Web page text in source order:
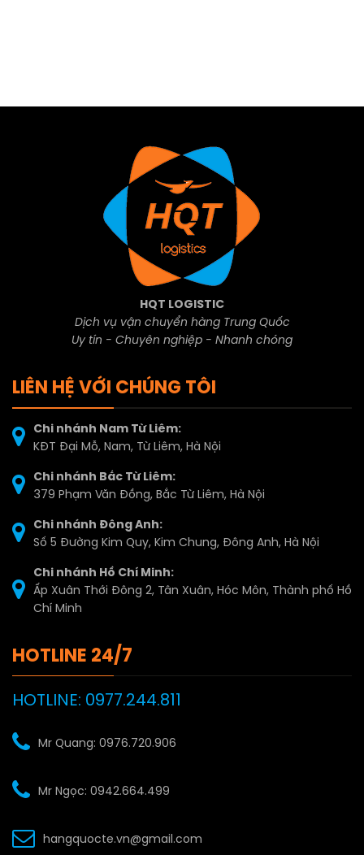
HQT LOGISTIC
Dịch vụ vận chuyển hàng Trung Quốc
Uy tín - Chuyên nghiệp - Nhanh chóng
LIÊN HỆ VỚI CHÚNG TÔI
Chi nhánh Nam Từ Liêm:
KĐT Đại Mỗ, Nam, Từ Liêm, Hà Nội
Chi nhánh Bắc Từ Liêm:
379 Phạm Văn Đồng, Bắc Từ Liêm, Hà Nội
Chi nhánh Đông Anh:
Số 5 Đường Kim Quy, Kim Chung, Đông Anh, Hà Nội
Chi nhánh Hồ Chí Minh:
Ấp Xuân Thới Đông 2, Tân Xuân, Hóc Môn, Thành phố Hồ
Chí Minh
HOTLINE 24/7
HOTLINE: 0977.244.811
Mr Quang: 0976.720.906
Mr Ngọc: 0942.664.499
hangquocte.vn@gmail.com